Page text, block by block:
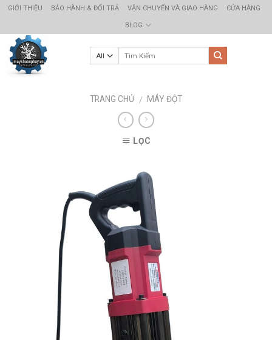
Skip
content
GIỚI THIỆU BẢO HÀNH & ĐỔI TRẢ VẬN CHUYỂN VÀ GIAO HÀNG CỬA HÀNG
BLOG
TRANG CHỦ / MÁY ĐỘT
LỌC